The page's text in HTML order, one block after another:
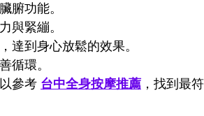
腑功能。
與緊繃。
達到身心放鬆的效果。
循環。
參考 台中全身按摩推薦 ，找到最